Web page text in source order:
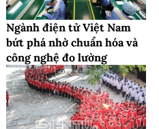
Ngành điện tử Việt Nam
bứt phá nhờ chuẩn hóa và
công nghệ đo lường